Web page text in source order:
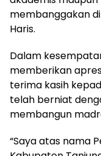
membanggakan
Haris.
Dalam
memberikan
terima kasih
telah berniat
membangun
“Saya atas nama